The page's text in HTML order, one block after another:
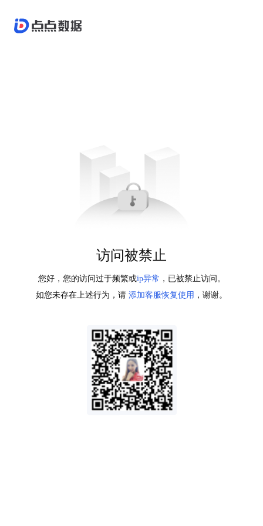
访问被禁止
您好，您的访问过于频繁或ip异常 ，已被禁止访问。
如您未存在上述行为，请 添加客服恢复使用 ，谢谢。